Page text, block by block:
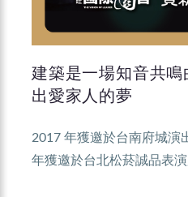
建築是一場知音共
出愛家人的夢
2017 年獲邀於台南府城演
年獲邀於台北松菸誠品表